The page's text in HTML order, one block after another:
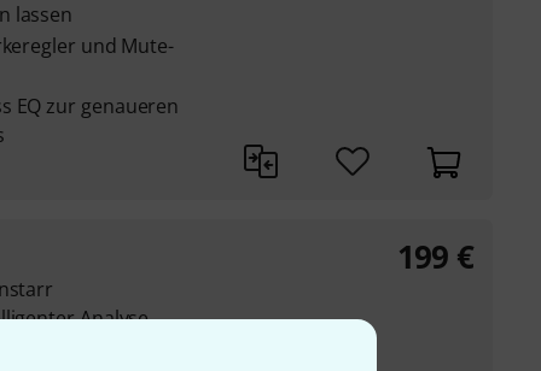
lassen
und Mute-
EQ zur genaueren
Analyse
199 €